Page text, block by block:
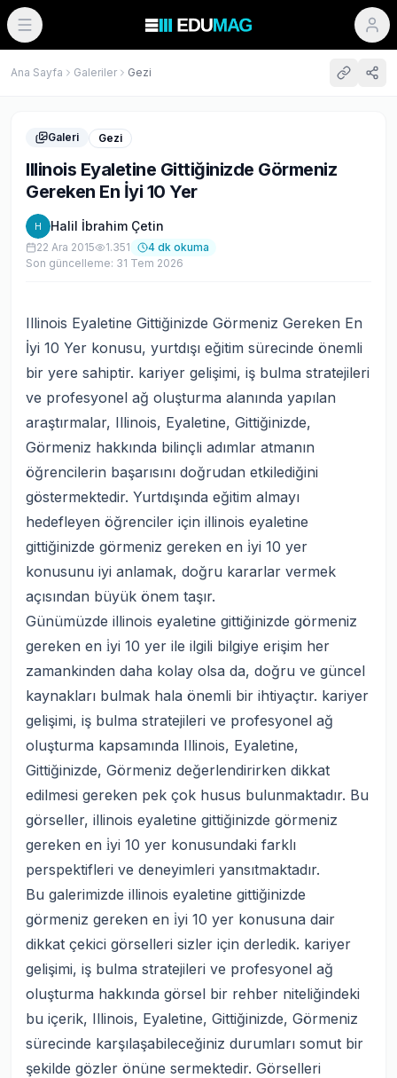
Ana Sayfa Galeriler Gezi
Galeri Gezi
Illinois Eyaletine Gittiğinizde Görmeniz
Gereken En İyi 10 Yer
H Halil İbrahim Çetin
22 Ara 2015 1.351 4 dk okuma
Son güncelleme: 31 Tem 2026
Illinois Eyaletine Gittiğinizde Görmeniz Gereken En
İyi 10 Yer konusu, yurtdışı eğitim sürecinde önemli
bir yere sahiptir. kariyer gelişimi, iş bulma stratejileri
ve profesyonel ağ oluşturma alanında yapılan
araştırmalar, Illinois, Eyaletine, Gittiğinizde,
Görmeniz hakkında bilinçli adımlar atmanın
öğrencilerin başarısını doğrudan etkilediğini
göstermektedir. Yurtdışında eğitim almayı
hedefleyen öğrenciler için illinois eyaletine
gittiğinizde görmeniz gereken en i̇yi 10 yer
konusunu iyi anlamak, doğru kararlar vermek
açısından büyük önem taşır.
Günümüzde illinois eyaletine gittiğinizde görmeniz
gereken en i̇yi 10 yer ile ilgili bilgiye erişim her
zamankinden daha kolay olsa da, doğru ve güncel
kaynakları bulmak hala önemli bir ihtiyaçtır. kariyer
gelişimi, iş bulma stratejileri ve profesyonel ağ
oluşturma kapsamında Illinois, Eyaletine,
Gittiğinizde, Görmeniz değerlendirirken dikkat
edilmesi gereken pek çok husus bulunmaktadır. Bu
görseller, illinois eyaletine gittiğinizde görmeniz
gereken en i̇yi 10 yer konusundaki farklı
perspektifleri ve deneyimleri yansıtmaktadır.
Bu galerimizde illinois eyaletine gittiğinizde
görmeniz gereken en i̇yi 10 yer konusuna dair
dikkat çekici görselleri sizler için derledik. kariyer
gelişimi, iş bulma stratejileri ve profesyonel ağ
oluşturma hakkında görsel bir rehber niteliğindeki
bu içerik, Illinois, Eyaletine, Gittiğinizde, Görmeniz
sürecinde karşılaşabileceğiniz durumları somut bir
şekilde gözler önüne sermektedir. Görselleri